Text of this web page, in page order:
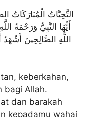
التَّحِيَّاتُ الْمُبَارَكَاتُ
أَيُّهَا النَّبِيُّ وَرَحْمَةُ
اللَّهِ الصَّالِحِينَ أَشْهَدُ
keberkahan,
bagi Allah.
dan barakah
kepadamu wahai